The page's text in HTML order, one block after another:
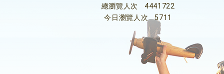
總瀏覽人次
4441722
今日瀏覽人次
5711